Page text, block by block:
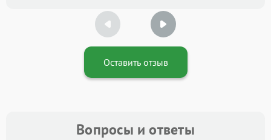
Оставить отзыв
Вопросы и ответы